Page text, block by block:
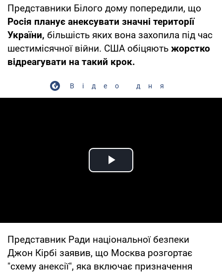
Представники Білого дому попередили, що
Росія планує анексувати значні території
України, більшість яких вона захопила під час
шестимісячної війни. США обіцяють жорстко
відреагувати на такий крок.
Відео дня
Play Video
Представник Ради національної безпеки
Джон Кірбі заявив, що Москва розгортає
"схему анексії", яка включає призначення